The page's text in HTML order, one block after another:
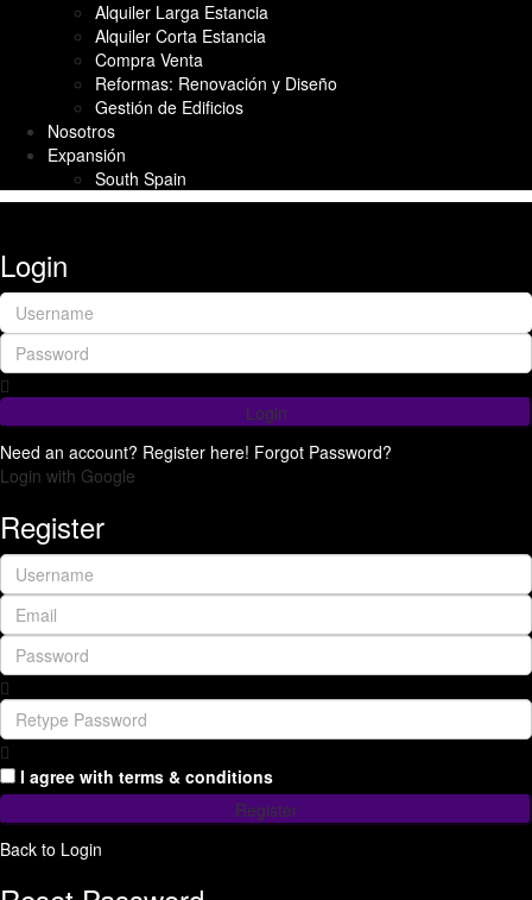
Alquiler Larga Estancia
Alquiler Corta Estancia
Compra Venta
Reformas: Renovación y Diseño
Gestión de Edificios
Nosotros
Expansión
South Spain
Login
Login
Need an account? Register here! Forgot Password?
Login with Google
Register
I agree with terms & conditions
Register
Back to Login